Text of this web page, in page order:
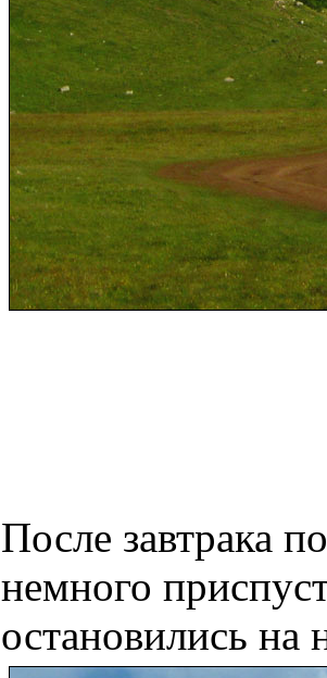
После завтрака
немного
остановились на